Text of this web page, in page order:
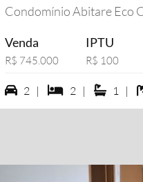
Condomínio Abitare Eco
Venda
R$ 745.000
IPTU
R$ 100
2 vagas na garagem
2 | 2 dormiórios
2 | 1 suítes
1 |